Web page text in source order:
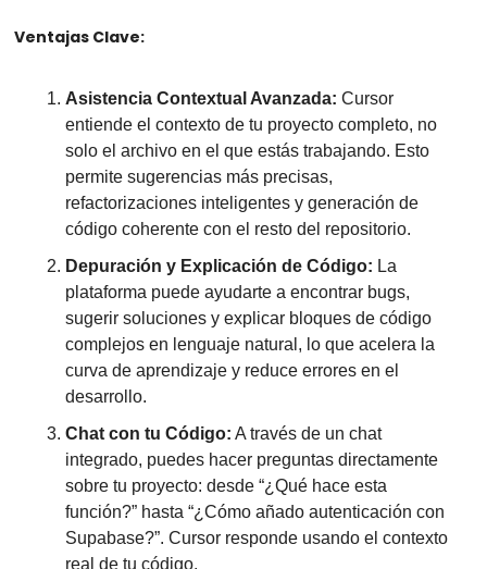
Ventajas Clave:
Asistencia Contextual Avanzada: Cursor
entiende el contexto de tu proyecto completo, no
solo el archivo en el que estás trabajando. Esto
permite sugerencias más precisas,
refactorizaciones inteligentes y generación de
código coherente con el resto del repositorio.
Depuración y Explicación de Código: La
plataforma puede ayudarte a encontrar bugs,
sugerir soluciones y explicar bloques de código
complejos en lenguaje natural, lo que acelera la
curva de aprendizaje y reduce errores en el
desarrollo.
Chat con tu Código: A través de un chat
integrado, puedes hacer preguntas directamente
sobre tu proyecto: desde “¿Qué hace esta
función?” hasta “¿Cómo añado autenticación con
Supabase?”. Cursor responde usando el contexto
real de tu código.